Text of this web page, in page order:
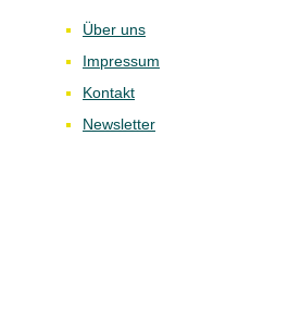
Über uns
Impressum
Kontakt
Newsletter